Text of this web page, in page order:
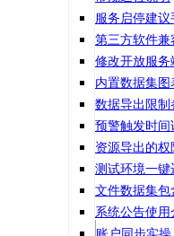
服务启停建议
第三方软件兼
修改开放服务
内置数据集
数据导出限制
预警触发时间
资源导出的权
测试环境一键
文件数据集包
系统公告使用